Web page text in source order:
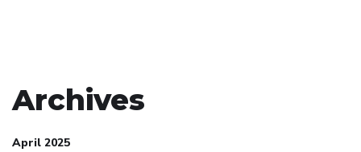
Archives
April 2025